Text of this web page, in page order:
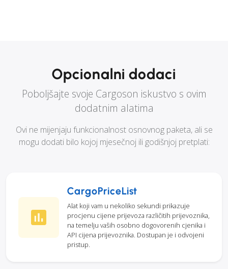
Opcionalni dodaci
Poboljšajte svoje Cargoson iskustvo s ovim
dodatnim alatima
Ovi ne mijenjaju funkcionalnost osnovnog paketa, ali se
mogu dodati bilo kojoj mjesečnoj ili godišnjoj pretplati:
CargoPriceList
Alat koji vam u nekoliko sekundi prikazuje
procjenu cijene prijevoza različitih prijevoznika,
na temelju vaših osobno dogovorenih cjenika i
API cijena prijevoznika. Dostupan je i odvojeni
pristup.